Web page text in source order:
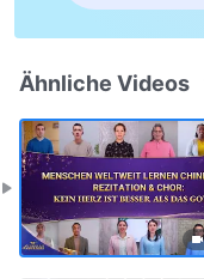
Ähnliche Videos